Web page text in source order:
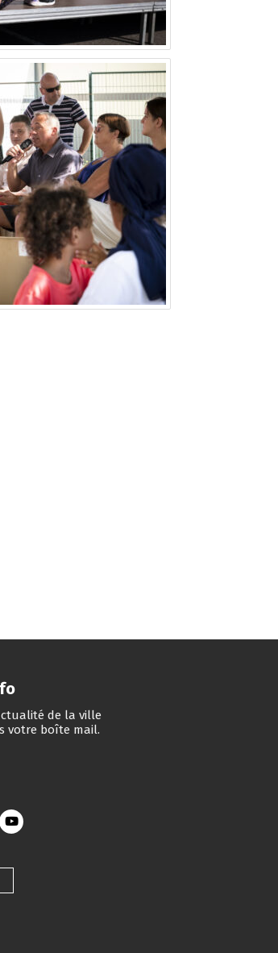
de la ville
votre boîte mail.
Facebook
compte Instagram
vers le compte Linkedin
Lien vers la chaîne Youtube